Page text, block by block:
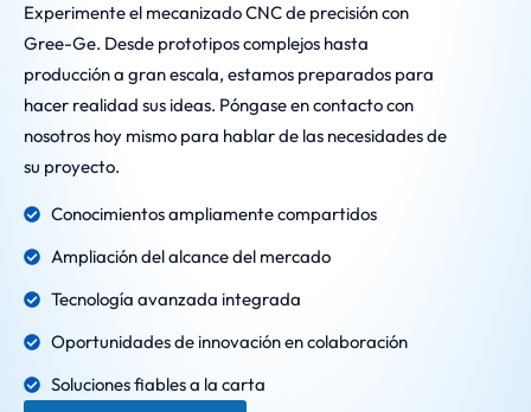
Experimente el mecanizado CNC de precisión con
Gree-Ge. Desde prototipos complejos hasta
producción a gran escala, estamos preparados para
hacer realidad sus ideas. Póngase en contacto con
nosotros hoy mismo para hablar de las necesidades de
su proyecto.
Conocimientos ampliamente compartidos
Ampliación del alcance del mercado
Tecnología avanzada integrada
Oportunidades de innovación en colaboración
Soluciones fiables a la carta